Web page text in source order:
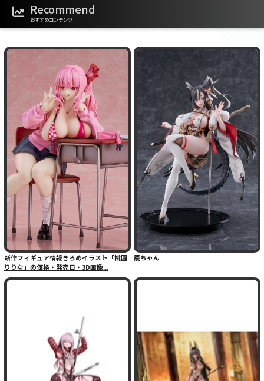
Recommend
おすすめコンテンツ
新作フィギュア情報きろめイラスト「桃園
りりな」の価格・発売日・3D画像...
辰ちゃん